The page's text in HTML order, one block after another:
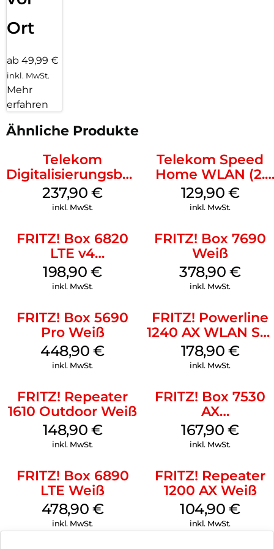
Filme, Musik und Bilder verfügbar gemacht und können z. B.
FRITZ!Box 4050 ist damit eine leistungsstarke Plattform für
Demand oder 4K-Streaming.
Ort
ab 49,99 €
inkl. MwSt.
Mehr
erfahren
Ähnliche Produkte
Telekom
Digitalisierungsbox
Smart 2
Telefonanlage und
237,90€
inkl. MwSt.
Telekom Speed
Home WLAN (2.
Gen) Schwarz
129,90 €
inkl. MwSt.
FRITZ! Box 6820
LTE v4
(Tarifvermarktung)
Weiß
198,90€
inkl. MwSt.
FRITZ! Box 7690
Weiß
378,90€
inkl. MwSt.
FRITZ! Box 5690
Pro Weiß
448,90€
inkl. MwSt.
FRITZ! Powerline
1240 AX WLAN Set
Weiß
178,90 €
inkl. MwSt.
FRITZ! Repeater
1610 Outdoor Weiß
148,90 €
inkl. MwSt.
FRITZ! Box 7530
AX
Weiß
167,90€
inkl. MwSt.
FRITZ! Box 6890
LTE Weiß
478,90 €
inkl. MwSt.
FRITZ! Repeater
1200 AX Weiß
104,90€
inkl. MwSt.